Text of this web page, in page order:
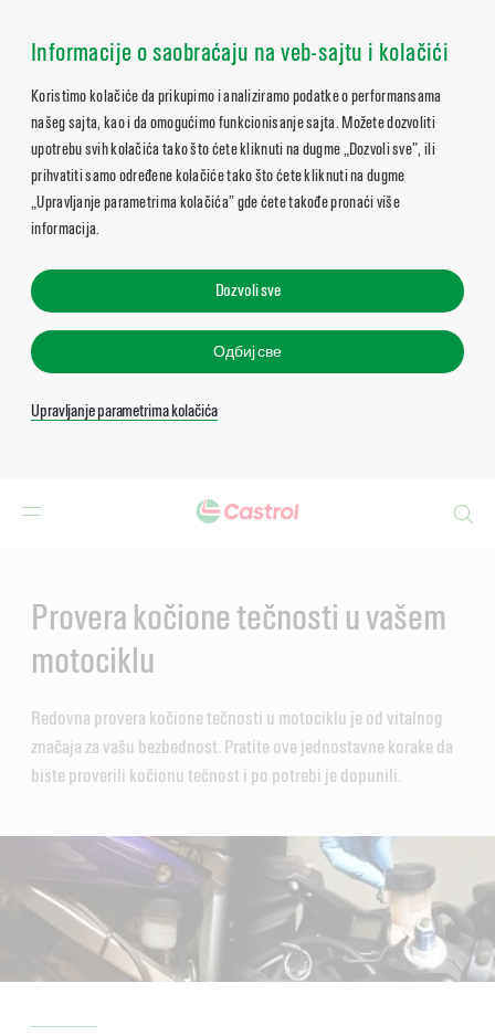
Informacije o saobraćaju na veb-sajtu i kolačići
Koristimo kolačiće da prikupimo i analiziramo podatke o performansama
našeg sajta, kao i da omogućimo funkcionisanje sajta. Možete dozvoliti
upotrebu svih kolačića tako što ćete kliknuti na dugme „Dozvoli sve”, ili
prihvatiti samo određene kolačiće tako što ćete kliknuti na dugme
„Upravljanje parametrima kolačića” gde ćete takođe pronaći više
informacija.
Dozvoli sve
Одбиј све
Upravljanje parametrima kolačića
Provera kočione tečnosti u vašem
motociklu
Redovna provera kočione tečnosti u motociklu je od vitalnog
značaja za vašu bezbednost. Pratite ove jednostavne korake da
biste proverili kočionu tečnost i po potrebi je dopunili.